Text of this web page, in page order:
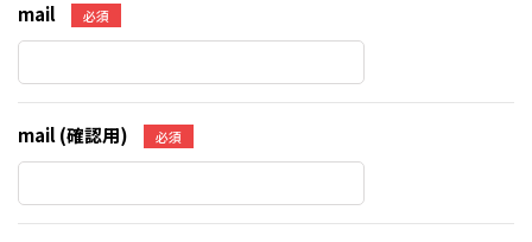
mail 必須
mail (確認用) 必須